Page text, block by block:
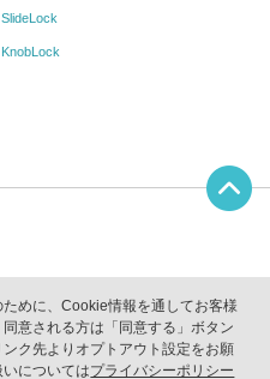
めに、Cookie情報を通してお客様
意される方は「同意する」ボタン
ク先よりオプトアウト設定をお願
についてはプライバシーポリシー
SlideLock
KnobLock
テキスト等の無断使用及び複写を禁止しま
。